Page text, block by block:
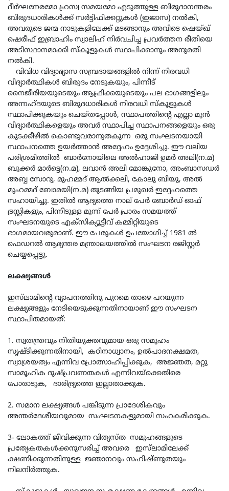
ദീർഘനേരമോ ഹ്രസ്വ സമയമോ എടുത്തുള്ള ബിരുദാനന്തരം
ബിരുദധാരികള്‍ക്ക് സര്‍ട്ടിഫിക്കറ്റുകള്‍ (ഇജാസ) നല്‍കി,
അവരുടെ ജന്മ നാടുകളിലേക്ക് മടങ്ങാനും അവിടെ ഷെയ്ഖ്
ഷെരീഫ് ഇബ്രാഹിം സ്വാലിഹ് നിര്‍വചിച്ച പ്രവര്‍ത്തന രീതിയെ
അടിസ്ഥാനമാക്കി സ്‌കൂളുകള്‍ സ്ഥാപിക്കാനും അനുമതി
നല്‍കി.
വിവിധ വിദ്യാഭ്യാസ സമ്പ്രദായങ്ങളില്‍ നിന്ന് നിരവധി
വിദ്യാര്‍ത്ഥികള്‍ ബിരുദം നേടുകയും, പിന്നീട്
നൈജീരിയയുടെയും ആഫ്രിക്കയുടെയും പല ഭാഗങ്ങളിലും
അന്നഹ്ദയുടെ ബിരുദധാരികള്‍ നിരവധി സ്‌കൂളുകള്‍
സ്ഥാപിക്കുകയും ചെയ്തപ്പോള്‍, സ്ഥാപത്തിന്റെ എല്ലാ മുൻ
വിദ്യാർത്ഥികളെയും അവർ സ്ഥാപിച്ച സ്ഥാപനങ്ങളെയും ഒരു
കുടക്കീഴിൽ കൊണ്ടുവരാനുതകുന്ന ഒരു സംഘടനയായി
സ്ഥാപനത്തെ ഉയർത്താൻ അദ്ദേഹം ഉദ്ദേശിച്ചു. ഈ വലിയ
പരിശ്രമിത്തിൽ ബാര്‍നോയിലെ അല്‍ഹാജി ഉമര്‍ അലി(ന.മ)
ബുക്കര്‍ മാര്‍ട്ടെ(ന.മ), ലവാന്‍ അലി മോങ്കുനോ, അംബാസഡര്‍
അബ്ബ സോറു, മുഹമ്മദ് ആല്‍ക്കലി, കോലു ബിയു, അല്‍
മുഹമ്മദ് ബോമയി(ന.മ) തുടങ്ങിയ പ്രമുഖർ ഇദ്ദേഹത്തെ
സഹായിച്ചു. ഇതിൽ ആദ്യത്തെ നാല് പേർ ബോര്‍ഡ് ഓഫ്
ട്രസ്റ്റികളും, പിന്നീടുള്ള മൂന്ന് പേർ പ്രാരം സമയത്ത്
സംഘടനയുടെ എക്‌സിക്യൂട്ടീവ് കമ്മിറ്റിയുടെ
ഭാഗമായവരുമാണ്. ഈ പേരുകള്‍ ഉപയോഗിച്ച് 1981 ല്‍
ഫെഡറല്‍ ആഭ്യന്തര മന്ത്രാലയത്തില്‍ സംഘടന രജിസ്റ്റര്‍
ചെയ്യപ്പെട്ടു.
ലക്ഷ്യങ്ങൾ
ഇസ്‌ലാമിന്റെ വ്യാപനത്തിനു പുറമെ താഴെ പറയുന്ന
ലക്ഷ്യങ്ങളും നേടിയെടുക്കുന്നതിനായാണ് ഈ സംഘടന
സ്ഥാപിതമായത്:
1. സ്വതന്ത്രവും നീതിയുക്തവുമായ ഒരു സമൂഹം
സൃഷ്ടിക്കുന്നതിനായി, കഠിനാധ്വാനം, ഉൽ‌പാദനക്ഷമത,
സ്വാശ്രയത്വം എന്നിവ പ്രോത്സാഹിപ്പിക്കുക, അജ്ഞത, മറ്റു
സാമൂഹിക ദുഷ്പ്രവണതകള്‍ എന്നിവയ്‌ക്കെതിരെ
പോരാടുക, ദാരിദ്ര്യത്തെ ഇല്ലാതാക്കുക.
2. സമാന ലക്ഷ്യങ്ങള്‍ പങ്കിടുന്ന പ്രാദേശികവും
അന്തര്‍ദേശീയവുമായ സംഘടനകളുമായി സഹകരിക്കുക.
3- ലോകത്ത് ജീവിക്കുന്ന വിത്യസ്ത സമൂഹങ്ങളുടെ
പ്രത്യേകതകൾക്കനുസരിച്ച് അവരെ ഇസ്‌ലാമിലേക്ക്
ക്ഷണിക്കുന്നതിനുള്ള ജ്ഞാനവും സഹിഷ്ണുതയും
നിലനിർത്തുക.